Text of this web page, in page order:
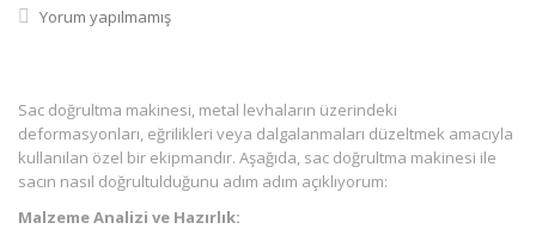
Yorum yapılmamış
Sac doğrultma makinesi, metal levhaların üzerindeki
deformasyonları, eğrilikleri veya dalgalanmaları düzeltmek amacıyla
kullanılan özel bir ekipmandır. Aşağıda, sac doğrultma makinesi ile
sacın nasıl doğrultulduğunu adım adım açıklıyorum:
Malzeme Analizi ve Hazırlık: